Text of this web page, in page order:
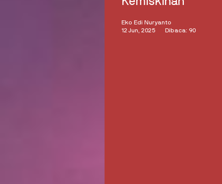
Eko Edi Nuryanto
12 Jun, 2025
Dibaca: 90